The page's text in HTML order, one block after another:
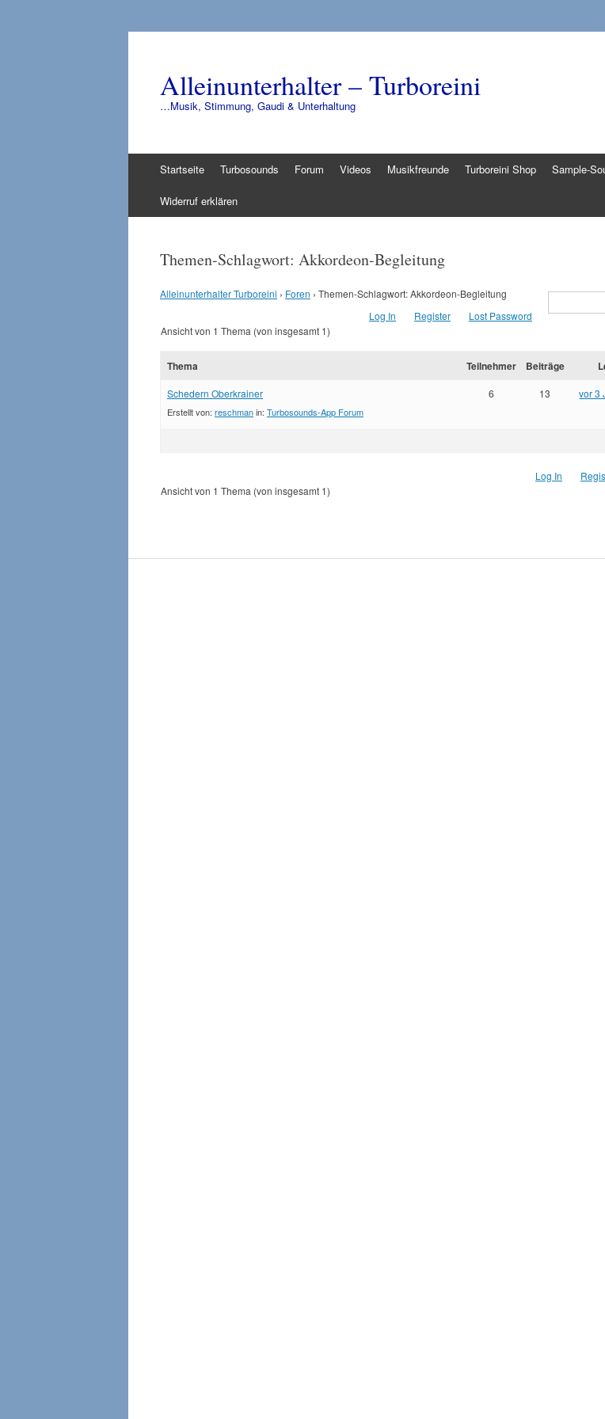
Alleinunterhalter – Turboreini
…Musik, Stimmung, Gaudi & Unterhaltung
springen
Startseite Turbosounds Forum Videos Musikfreunde Turboreini Shop Sample-
Widerruf erklären
Themen-Schlagwort: Akkordeon-Begleitung
Alleinunterhalter Turboreini › Foren › Themen-Schlagwort: Akkordeon-Begleitung
Log In
Register
Lost Password
Ansicht von 1 Thema (von insgesamt 1)
Thema Teilnehmer Beiträge
Schedern Oberkrainer
Erstellt von: reschmanin: Turbosounds-App Forum
6 13 vor 3
Log In
Ansicht von 1 Thema (von insgesamt 1)